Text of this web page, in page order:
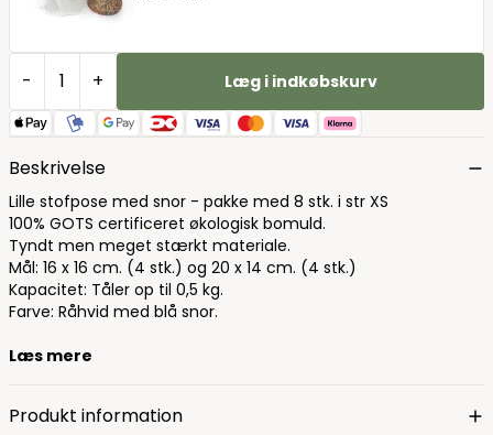
- + Læg i indkøbskurv
Beskrivelse
Lille stofpose med snor - pakke med 8 stk. i str XS
100% GOTS certificeret økologisk bomuld.
Tyndt men meget stærkt materiale.
Mål: 16 x 16 cm. (4 stk.) og 20 x 14 cm. (4 stk.)
Kapacitet: Tåler op til 0,5 kg.
Farve: Råhvid med blå snor.
Læs mere
Produkt information